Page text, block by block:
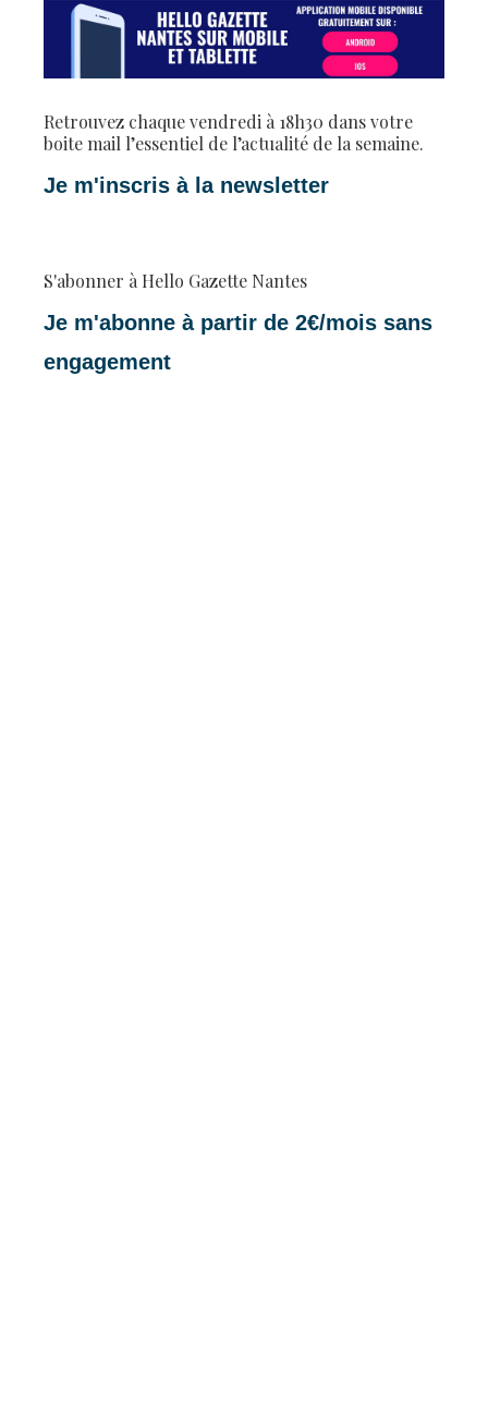
Retrouvez chaque vendredi à 18h30 dans votre
boite mail l’essentiel de l’actualité de la semaine.
Je m'inscris à la newsletter
S'abonner à Hello Gazette Nantes
Je m'abonne à partir de 2€/mois sans
engagement